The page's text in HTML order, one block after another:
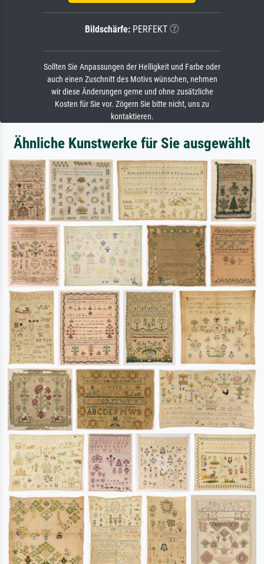
Bildschärfe: PERFEKT
Sollten Sie Anpassungen der Helligkeit und Farbe oder
auch einen Zuschnitt des Motivs wünschen, nehmen
wir diese Änderungen gerne und ohne zusätzliche
Kosten für Sie vor. Zögern Sie bitte nicht, uns zu
kontaktieren.
Ähnliche Kunstwerke für Sie ausgewählt